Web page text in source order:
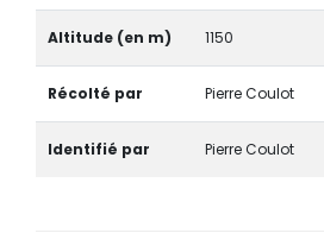
Altitude (en m) 1150
Récolté par Pierre Coulot
Identifié par Pierre Coulot